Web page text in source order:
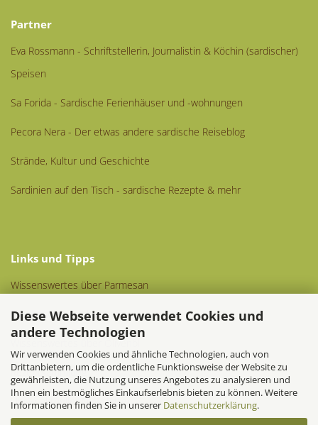
Diese Webseite verwendet Cookies und
andere Technologien
Wir verwenden Cookies und ähnliche Technologien, auch von
Drittanbietern, um die ordentliche Funktionsweise der Website zu
gewährleisten, die Nutzung unseres Angebotes zu analysieren und
Ihnen ein bestmögliches Einkaufserlebnis bieten zu können. Weitere
Informationen finden Sie in unserer Datenschutzerklärung.
Partner
Eva Rossmann - Schriftstellerin, Journalistin & Köchin (sardischer)
Speisen
Sa Forida - Sardische Ferienhäuser und -wohnungen
Pecora Nera - Der etwas andere sardische Reiseblog
Strände, Kultur und Geschichte
Sardinien auf den Tisch - sardische Rezepte & mehr
Links und Tipps
Wissenswertes über Parmesan
Wissenswertes über Kaffee
Wissenswertes über Olivenöl
Rezeptsammlung
Unser aktueller Newsletter